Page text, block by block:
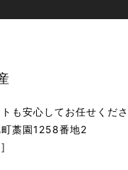
も安心してお任せくだ
藁園1258番地2